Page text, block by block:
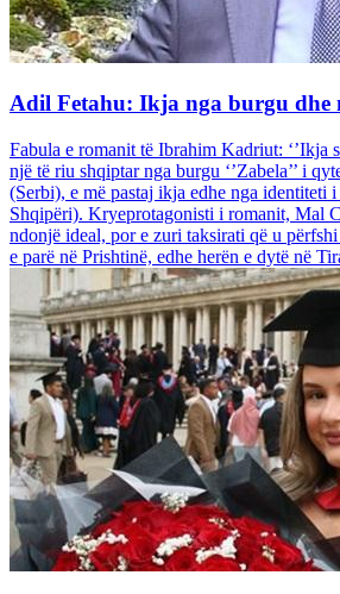
Adil Fetahu: Ikja nga burgu dhe
Fabula e romanit të Ibrahim Kadriut: ‘’Ikja
një të riu shqiptar nga burgu ‘’Zabela’’ i
(Serbi), e më pastaj ikja edhe nga identiteti
Shqipëri). Kryeprotagonisti i romanit, Mal
ndonjë ideal, por e zuri taksirati që u përfshi
e parë në Prishtinë, edhe herën e dytë në